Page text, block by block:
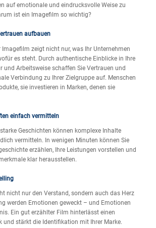
auf emotionale und eindrucksvolle Weise zu
ist ein Imagefilm so wichtig?
aufbauen
zeigt nicht nur, was Ihr Unternehmen
es steht. Durch authentische Einblicke in Ihre
und Arbeitsweise schaffen Sie Vertrauen und
Verbindung zu Ihrer Zielgruppe auf. Menschen
sie investieren in Marken, denen sie
einfach vermitteln
Geschichten können komplexe Inhalte
vermitteln. In wenigen Minuten können Sie
erzählen, Ihre Leistungen vorstellen und
klar herausstellen.
nicht nur den Verstand, sondern auch das Herz
werden Emotionen geweckt – und Emotionen
Ein gut erzählter Film hinterlässt einen
und stärkt die Identifikation mit Ihrer Marke.